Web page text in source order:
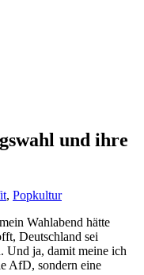
und ihre
, Popkultur
Wahlabend hätte
Deutschland sei
Und ja, damit meine ich
AfD, sondern eine